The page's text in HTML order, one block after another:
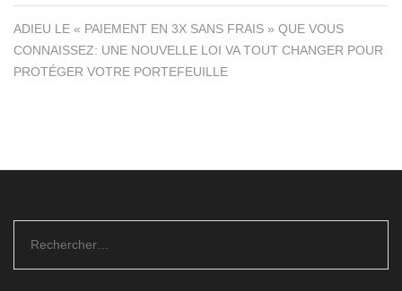
ADIEU LE « PAIEMENT EN 3X SANS FRAIS » QUE VOUS
CONNAISSEZ: UNE NOUVELLE LOI VA TOUT CHANGER POUR
PROTÉGER VOTRE PORTEFEUILLE
Rechercher :